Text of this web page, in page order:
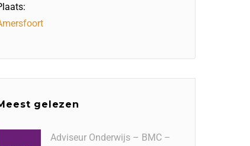
gelezen
Adviseur Onderwijs – BMC –